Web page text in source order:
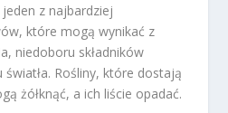
z najbardziej
które mogą wynikać z
niedoboru składników
światła. Rośliny, które dostają
żółknąć, a ich liście opadać.